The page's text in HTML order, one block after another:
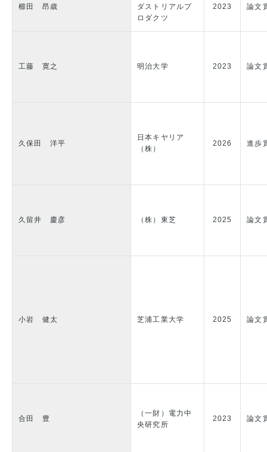
櫛田 昂歳
ダストリアルプ
ロダクツ
2023 論文
工藤 寛之 明治大学 2023 論文
久保田 洋平
日本キヤリア
（株）
2026 進歩
久留井 慶彦 （株）東芝 2025 論文
小岩 健太 芝浦工業大学 2025 論文
合田 豊
（一財）電力中
央研究所
2023 論文